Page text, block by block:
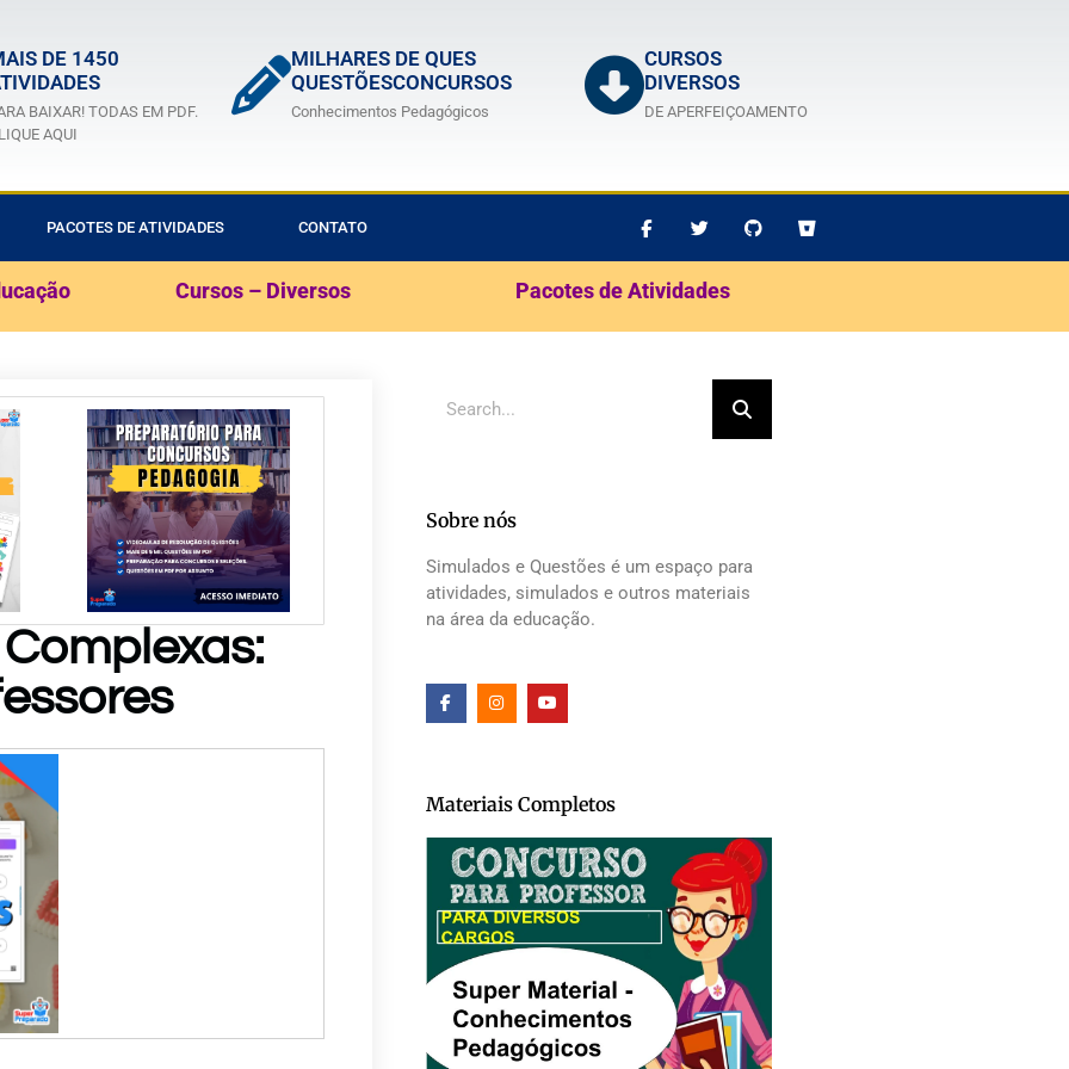
DE 1450
BAIXAR! TODAS EM PDF.
AQUI
MILHARES DE QUES
QUESTÕESCONCURSOS
Conhecimentos Pedagógicos
CURSOS
DIVERSOS
DE APERFEIÇOAMENTO
PACOTES DE ATIVIDADES CONTATO
Cursos – Diversos Pacotes de Atividades
Sobre nós
Simulados e Questões é um espaço para
atividades, simulados e outros materiais
na área da educação.
Materiais Completos